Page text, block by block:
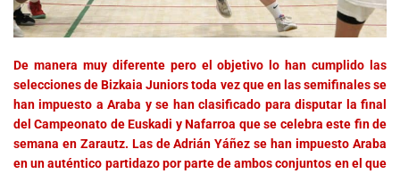
De manera muy diferente pero el objetivo lo han cumplido las
selecciones de Bizkaia Juniors toda vez que en las semifinales se
han impuesto a Araba y se han clasificado para disputar la final
del Campeonato de Euskadi y Nafarroa que se celebra este fin de
semana en Zarautz. Las de Adrián Yáñez se han impuesto Araba
en un auténtico partidazo por parte de ambos conjuntos en el que